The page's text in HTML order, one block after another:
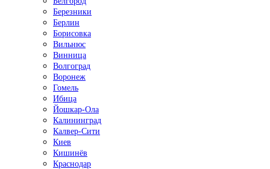
Березники
Берлин
Борисовка
Вильнюс
Винница
Волгоград
Воронеж
Гомель
Ибица
Йошкар-Ола
Калининград
Калвер-Сити
Киев
Кишинёв
Краснодар